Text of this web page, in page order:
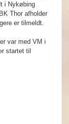
i Nykøbing
Thor afholder
er tilmeldt.
var med VM i
startet til